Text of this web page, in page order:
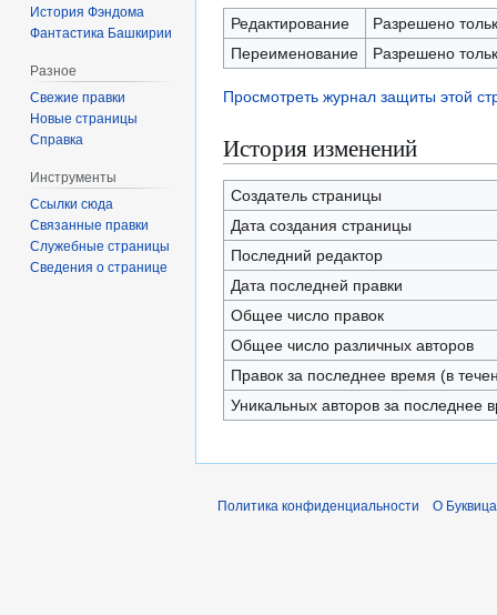
Редактирование
Разрешено
Переименование
Разрешено
Просмотреть журнал защиты этой
История изменений
Создатель страницы
Дата создания страницы
Последний редактор
Дата последней правки
Общее число правок
Общее число различных авторов
Правок за последнее время (в
Уникальных авторов за последнее
История Фэндома
Фантастика Башкирии
Разное
Свежие правки
Новые страницы
Справка
Инструменты
Ссылки сюда
Связанные правки
Служебные страницы
Сведения о странице
Политика конфиденциальности О Буквица